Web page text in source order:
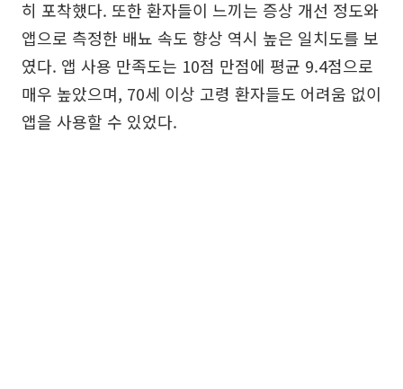
히 포착했다. 또한 환자들이 느끼는 증상 개선 정도와
앱으로 측정한 배뇨 속도 향상 역시 높은 일치도를 보
였다. 앱 사용 만족도는 10점 만점에 평균 9.4점으로
매우 높았으며, 70세 이상 고령 환자들도 어려움 없이
앱을 사용할 수 있었다.